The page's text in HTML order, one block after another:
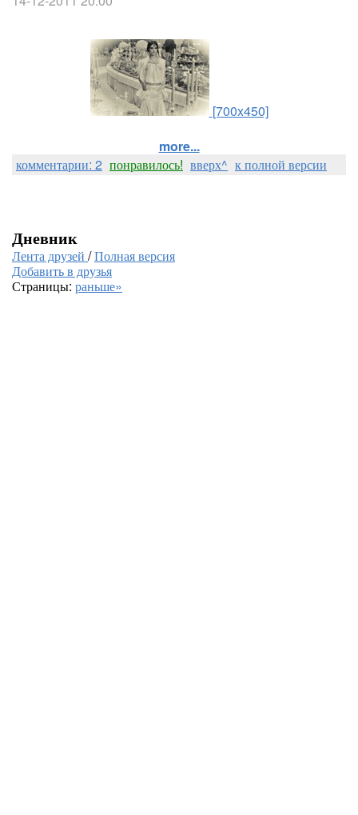
[700x450]
more...
комментарии: 2 понравилось! вверх^ к полной версии
Дневник
Лента друзей /Полная версия
Добавить в друзья
Страницы: раньше»